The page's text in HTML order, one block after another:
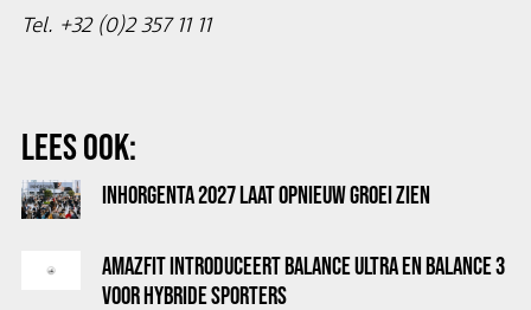
Tel. +32 (0)2 357 11 11
LEES OOK:
INHORGENTA 2027 LAAT OPNIEUW GROEI ZIEN
AMAZFIT INTRODUCEERT BALANCE ULTRA EN BALANCE 3
VOOR HYBRIDE SPORTERS